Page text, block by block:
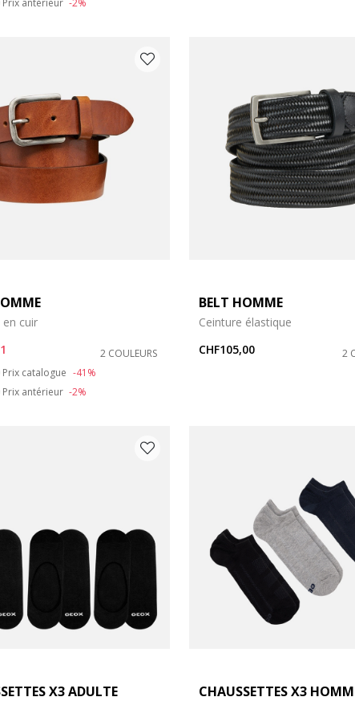
Prix antérieur -2%
en cuir
2 COULEURS
from
to
Prix catalogue -41%
Prix antérieur -2%
BELT HOMME
Ceinture élastique
CHF105,00
2
X3 ADULTE CHAUSSETTES X3